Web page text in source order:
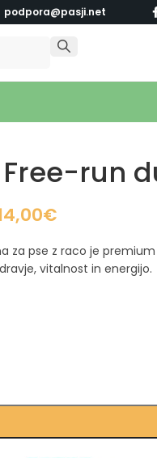
podpora@pasji.net
run
€
za pse z raco je
vitalnost in energijo.